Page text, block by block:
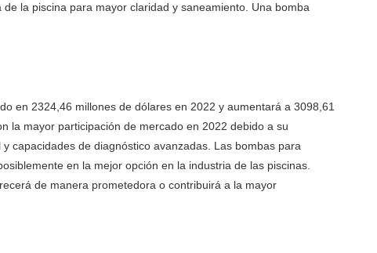
la piscina para mayor claridad y saneamiento. Una bomba
en 2324,46 millones de dólares en 2022 y aumentará a 3098,61
la mayor participación de mercado en 2022 debido a su
capacidades de diagnóstico avanzadas. Las bombas para
en la mejor opción en la industria de las piscinas.
de manera prometedora o contribuirá a la mayor